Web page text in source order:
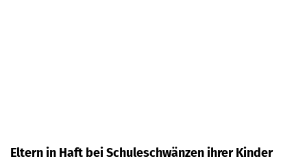
Eltern in Haft bei Schuleschwänzen ihrer Kinder